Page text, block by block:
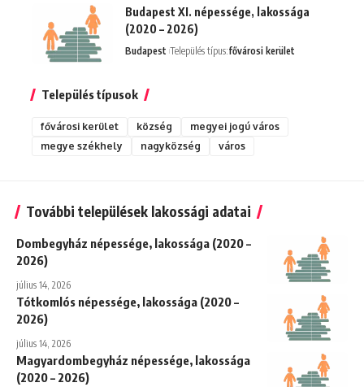
Budapest XI. népessége, lakossága
(2020 – 2026)
Budapest Település típus:fővárosi kerület
Település típusok
fővárosi kerület község
megyei jogú város
megye székhely
nagyközség város
További települések lakossági adatai
Dombegyház népessége, lakossága (2020 –
2026)
július 14, 2026
Tótkomlós népessége, lakossága (2020 –
2026)
július 14, 2026
Magyardombegyház népessége, lakossága
(2020 – 2026)